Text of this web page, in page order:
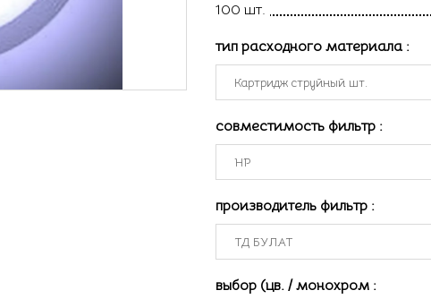
100 шт.
тип расходного материала :
совместимость фильтр :
производитель фильтр :
выбор (цв. / монохром :